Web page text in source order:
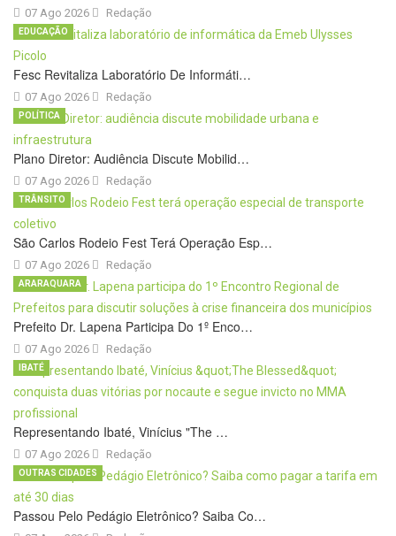
07 Ago 2026 Redação
Fesc Revitaliza Laboratório De Informáti…
07 Ago 2026
EDUCAÇÃO
Redação
Plano Diretor: Audiência Discute Mobilid…
07 Ago 2026
POLÍTICA
Redação
São Carlos Rodeio Fest Terá Operação Esp…
07 Ago 2026
TRÂNSITO
Redação
Prefeito Dr. Lapena Participa Do 1º Enco…
07 Ago 2026
ARARAQUARA
Redação
Representando Ibaté, Vinícius "The …
07 Ago 2026
IBATÉ
Redação
Passou Pelo Pedágio Eletrônico? Saiba Co…
OUTRAS CIDADES